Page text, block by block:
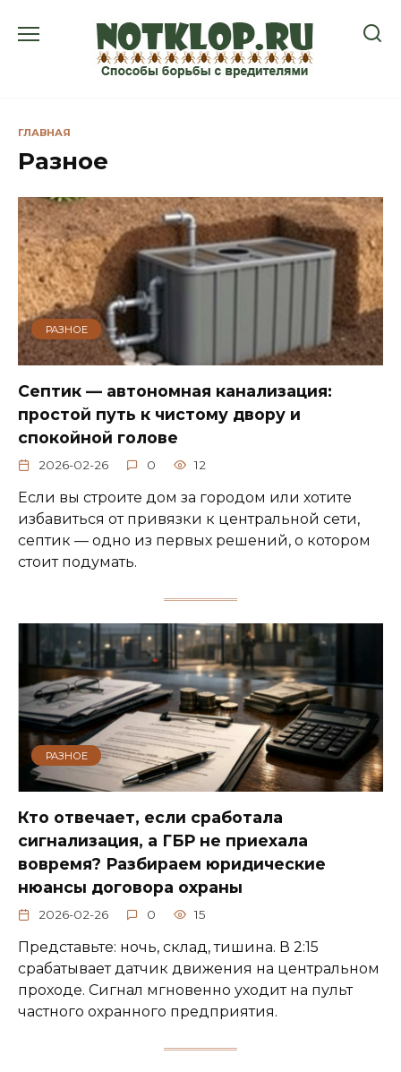
содержанию
ГЛАВНАЯ
Разное
РАЗНОЕ
Септик — автономная канализация:
простой путь к чистому двору и
спокойной голове
2026-02-26 0 12
Если вы строите дом за городом или хотите
избавиться от привязки к центральной сети,
септик — одно из первых решений, о котором
стоит подумать.
РАЗНОЕ
Кто отвечает, если сработала
сигнализация, а ГБР не приехала
вовремя? Разбираем юридические
нюансы договора охраны
2026-02-26 0 15
Представьте: ночь, склад, тишина. В 2:15
срабатывает датчик движения на центральном
проходе. Сигнал мгновенно уходит на пульт
частного охранного предприятия.